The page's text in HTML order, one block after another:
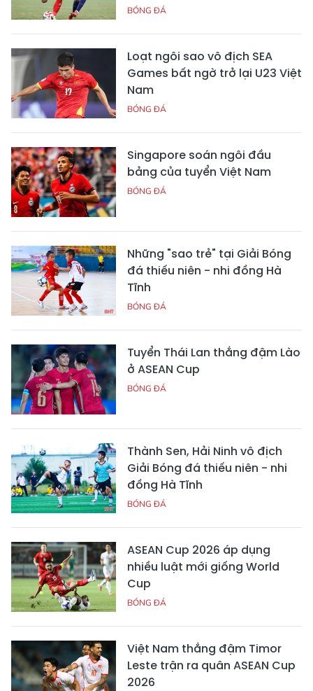
BÓNG ĐÁ
Loạt ngôi sao vô địch SEA
Games bất ngờ trở lại U23 Việt
Nam
BÓNG ĐÁ
Singapore soán ngôi đầu
bảng của tuyển Việt Nam
BÓNG ĐÁ
Những "sao trẻ" tại Giải Bóng
đá thiếu niên - nhi đồng Hà
Tĩnh
BÓNG ĐÁ
Tuyển Thái Lan thắng đậm Lào
ở ASEAN Cup
BÓNG ĐÁ
Thành Sen, Hải Ninh vô địch
Giải Bóng đá thiếu niên - nhi
đồng Hà Tĩnh
BÓNG ĐÁ
ASEAN Cup 2026 áp dụng
nhiều luật mới giống World
Cup
BÓNG ĐÁ
Việt Nam thắng đậm Timor
Leste trận ra quân ASEAN Cup
2026